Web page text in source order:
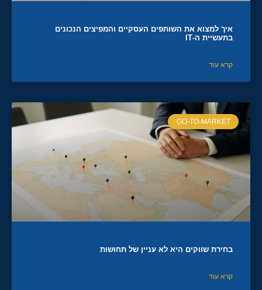
איך למצוא את השותפים העסקיים והמפיצים הנכונים
בתעשיית ה-IT
קרא עוד
GO-TO-MARKET
בחירת שווקים היא לא עניין של תחושות
קרא עוד